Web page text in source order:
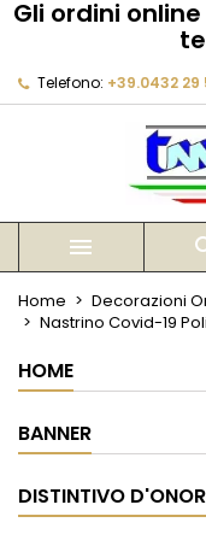
Gli ordini
Telefono: +39.0432 29

Home Decorazioni
Nastrino Covid-19
HOME
BANNER
DISTINTIVO
My
add_circle_outline Create new
Crea lista
Devi avere
prodotti nella tua